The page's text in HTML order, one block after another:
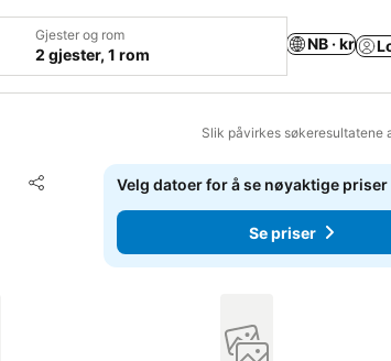
Gjester og rom
2 gjester, 1 rom
NB · kr
Slik påvirkes søkeresultatene
Del
Legg til i favoritter
Velg datoer for å se nøyaktige priser
Se priser